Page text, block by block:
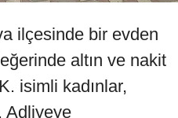
ilçesinde bir evden
altın ve nakit
isimli kadınlar,
Adliyeye